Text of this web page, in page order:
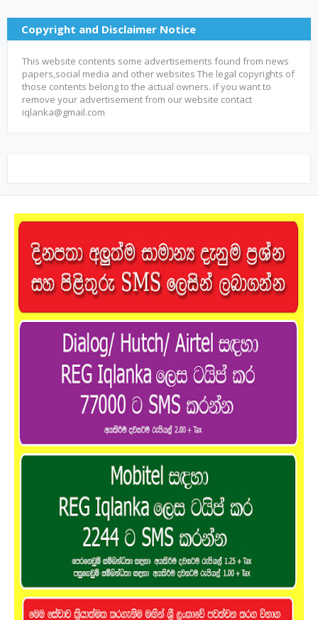
Copyright and Disclaimer Notice
This website contents some advertisements found from news
papers,social media and other websites The legal copyrights of
those contents belong to the actual owners. if you want to
remove your advertisement from our website contact
iqlanka@gmail.com